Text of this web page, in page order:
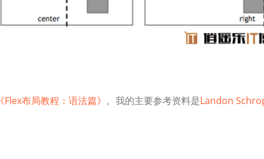
《Flex布局教程：语法篇》 。我的主要参考资料是Landon